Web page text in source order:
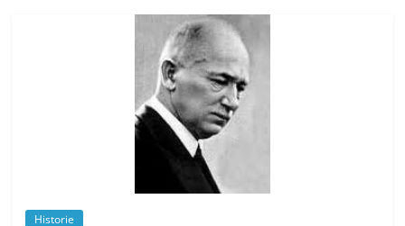
Historie